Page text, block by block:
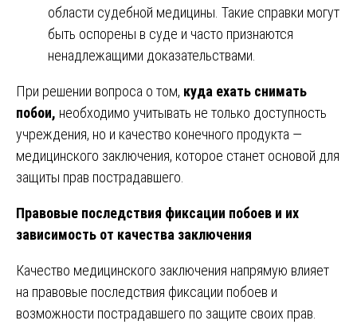
области судебной медицины. Такие справки могут
быть оспорены в суде и часто признаются
ненадлежащими доказательствами.
При решении вопроса о том, куда ехать снимать
побои, необходимо учитывать не только доступность
учреждения, но и качество конечного продукта —
медицинского заключения, которое станет основой для
защиты прав пострадавшего.
Правовые последствия фиксации побоев и их
зависимость от качества заключения
Качество медицинского заключения напрямую влияет
на правовые последствия фиксации побоев и
возможности пострадавшего по защите своих прав.